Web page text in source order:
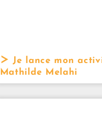
Je lance mon
Mathilde Melahi